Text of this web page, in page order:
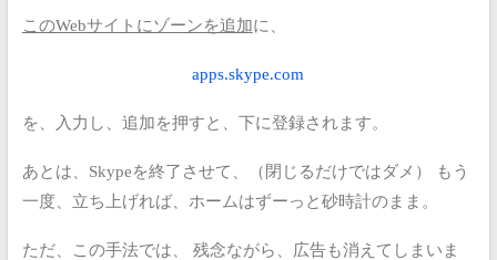
このWebサイトにゾーンを追加に、
apps.skype.com
を、入力し、追加を押すと、下に登録されます。
あとは、Skypeを終了させて、（閉じるだけではダメ）
もう
一度、立ち上げれば、ホームはずーっと砂時計のまま。
ただ、この手法では、
残念ながら、広告も消えてしまいま